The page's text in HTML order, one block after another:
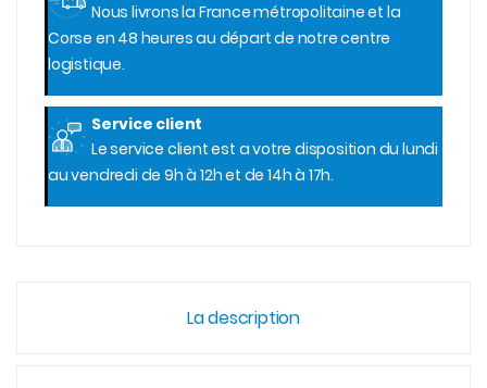
Nous livrons la France métropolitaine et la
Corse en 48 heures au départ de notre centre
logistique.
Service client
Le service client est a votre disposition du lundi
au vendredi de 9h à 12h et de 14h à 17h.
La description